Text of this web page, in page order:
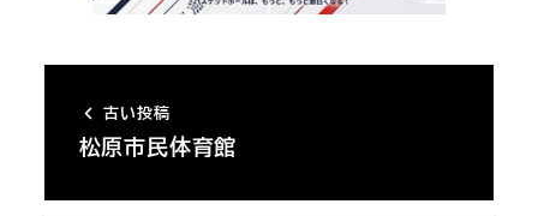
古い投稿
松原市民体育館